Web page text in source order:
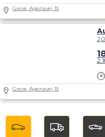
Greve, Agenavej 15
Greve, Agenavej 15